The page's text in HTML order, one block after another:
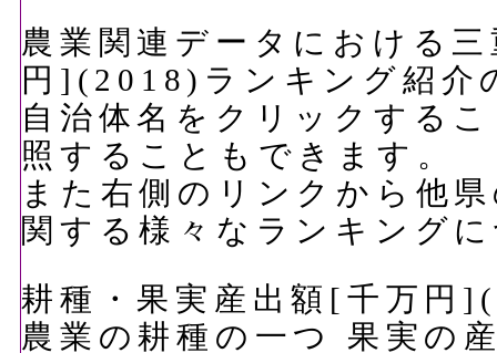
農業関連データにおける
円](2018)ランキング紹介
自治体名をクリックする
照することもできます。
また右側のリンクから他
関する様々なランキング
耕種・果実産出額[千万円
農業の耕種の一つ 果実の